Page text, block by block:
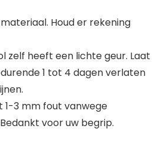
Houd er rekening
zelf heeft een lichte geur. Laat
1 tot 4 dagen verlaten
1-3 mm fout vanwege
voor uw begrip.